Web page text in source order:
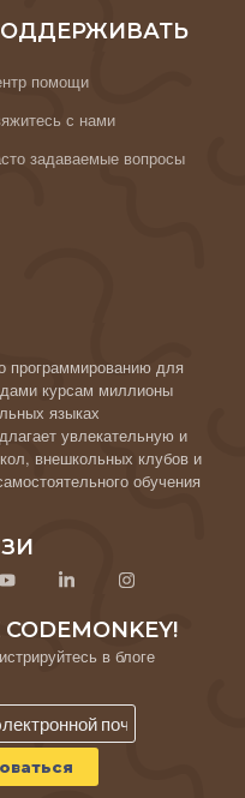
помощи
с нами
задаваемые вопросы
программированию для
курсам миллионы
языках
увлекательную и
внешкольных клубов и
обучения
в блоге